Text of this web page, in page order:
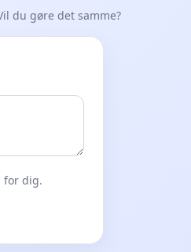
du gøre det samme?
for dig.